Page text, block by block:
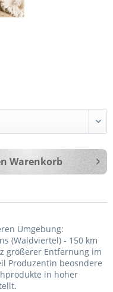
Warenkorb
Umgebung:
(Waldviertel) - 150 km
größerer Entfernung im
Produzentin beosndere
in hoher